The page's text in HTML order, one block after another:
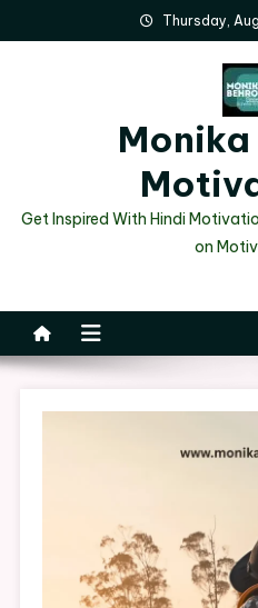
to
Thursday,
Get Inspired With Hindi
on